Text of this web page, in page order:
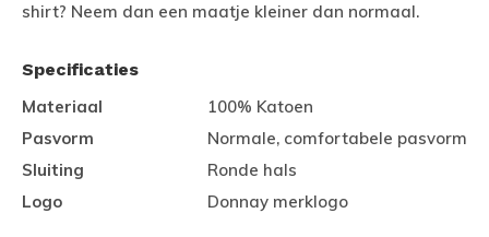
shirt? Neem dan een maatje kleiner dan normaal.
Specificaties
Materiaal
100% Katoen
Pasvorm
Normale, comfortabele pasvorm
Sluiting
Ronde hals
Logo
Donnay merklogo